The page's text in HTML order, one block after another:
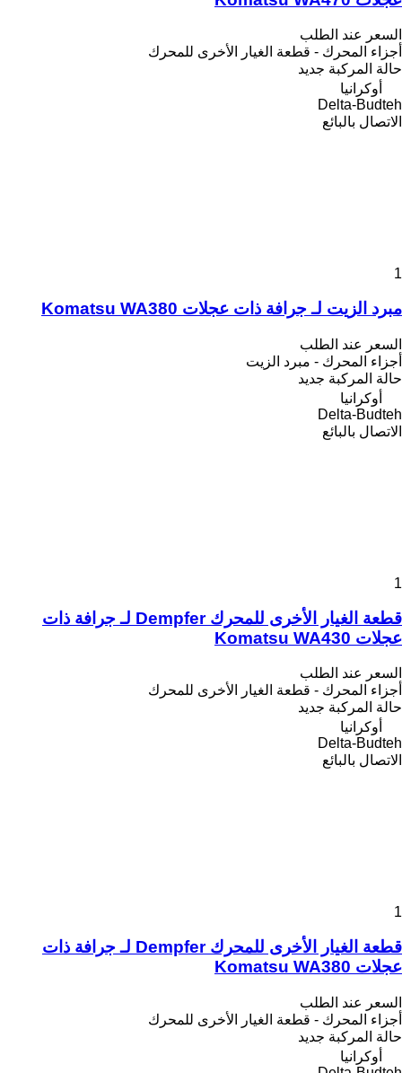
السعر عند الطلب
أجزاء المحرك - قطعة الغيار الأخرى للمحرك
حالة المركبة جديد
أوكرانيا
Delta-Budteh
الاتصال بالبائع
1
مبرد الزيت لـ جرافة ذات عجلات Komatsu WA380
السعر عند الطلب
أجزاء المحرك - مبرد الزيت
حالة المركبة جديد
أوكرانيا
Delta-Budteh
الاتصال بالبائع
1
قطعة الغيار الأخرى للمحرك Dempfer لـ جرافة ذات
عجلات Komatsu WA430
السعر عند الطلب
أجزاء المحرك - قطعة الغيار الأخرى للمحرك
حالة المركبة جديد
أوكرانيا
Delta-Budteh
الاتصال بالبائع
1
قطعة الغيار الأخرى للمحرك Dempfer لـ جرافة ذات
عجلات Komatsu WA380
السعر عند الطلب
أجزاء المحرك - قطعة الغيار الأخرى للمحرك
حالة المركبة جديد
أوكرانيا